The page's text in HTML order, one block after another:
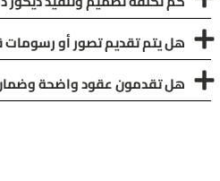
هل يتم تقديم تصور أو رسومات
هل تقدمون عقود واضحة وضمان